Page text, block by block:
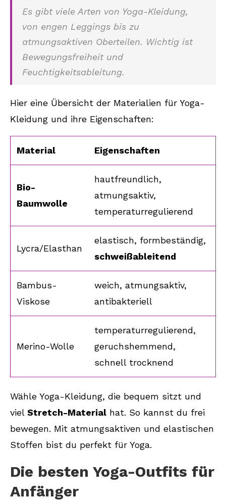
Es gibt viele Arten von Yoga-Kleidung,
von engen Leggings bis zu
atmungsaktiven Oberteilen. Wichtig ist
Bewegungsfreiheit und
Feuchtigkeitsableitung.
Hier eine Übersicht der Materialien für Yoga-
Kleidung und ihre Eigenschaften:
Material Eigenschaften
Bio-
Baumwolle
hautfreundlich,
atmungsaktiv,
temperaturregulierend
Lycra/Elasthan
elastisch, formbeständig,
schweißableitend
Bambus-
Viskose
weich, atmungsaktiv,
antibakteriell
Merino-Wolle
temperaturregulierend,
geruchshemmend,
schnell trocknend
Wähle Yoga-Kleidung, die bequem sitzt und
viel Stretch-Material hat. So kannst du frei
bewegen. Mit atmungsaktiven und elastischen
Stoffen bist du perfekt für Yoga.
Die besten Yoga-Outfits für
Anfänger